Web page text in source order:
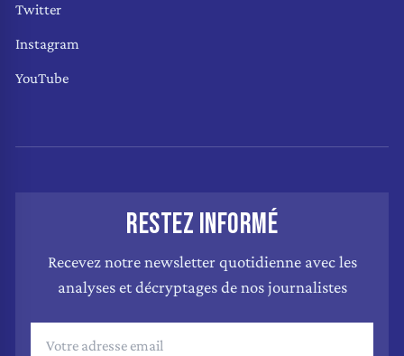
Twitter
Instagram
YouTube
RESTEZ INFORMÉ
Recevez notre newsletter quotidienne avec les
analyses et décryptages de nos journalistes